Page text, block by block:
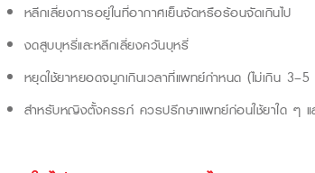
หลีกเลี่ยงการอยู่ในที่อากาศเย็นจัดหรือร้อนจัดเกินไป
งดสูบบุหรี่และหลีกเลี่ยงควันบุหรี่
หยุดใช้ยาหยอดจมูกเกินเวลาที่แพทย์กำหนด (ไม่เกิน
สำหรับหญิงตั้งครรภ์ ควรปรึกษาแพทย์ก่อนใช้ยาใด ๆ แ